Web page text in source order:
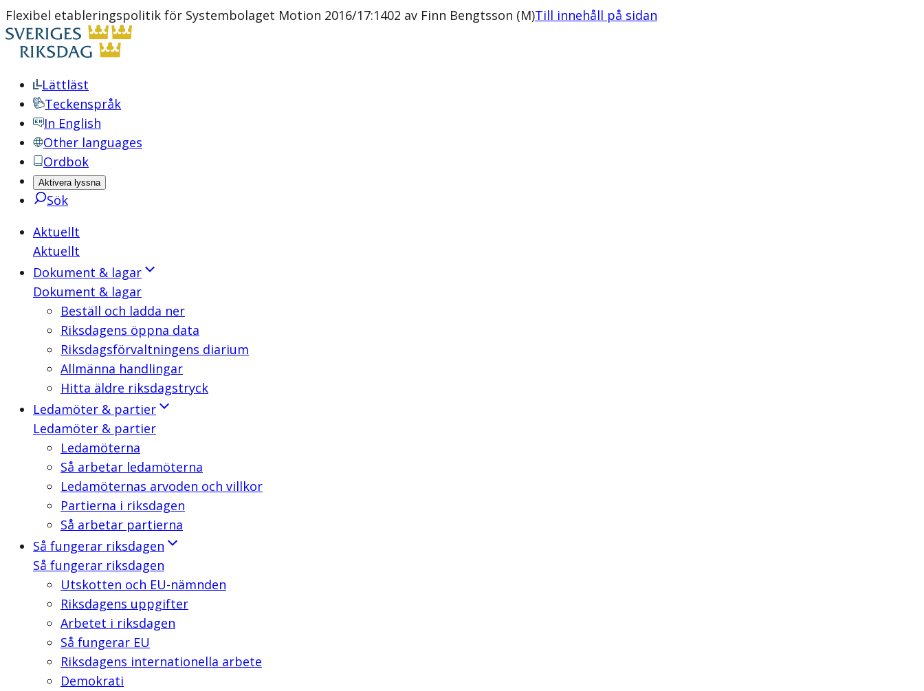
Flexibel etableringspolitik för Systembolaget Motion 2016/17:1402 av Finn Bengtsson (M)Till innehåll på sidan
Lättläst
Teckenspråk
In English
Other languages
Ordbok
Aktivera lyssna
Sök
Aktuellt
Aktuellt
Dokument & lagar
Dokument & lagar
Beställ och ladda ner
Riksdagens öppna data
Riksdagsförvaltningens diarium
Allmänna handlingar
Hitta äldre riksdagstryck
Ledamöter & partier
Ledamöter & partier
Ledamöterna
Så arbetar ledamöterna
Ledamöternas arvoden och villkor
Partierna i riksdagen
Så arbetar partierna
Så fungerar riksdagen
Så fungerar riksdagen
Utskotten och EU-nämnden
Riksdagens uppgifter
Arbetet i riksdagen
Så fungerar EU
Riksdagens internationella arbete
Demokrati